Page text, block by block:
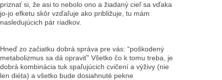
priznať si, že asi to nebolo ono a žiadaný cieľ sa vďaka
jo-jo efketu skôr vzďaľuje ako približuje, tu mám
nasledujúcich pár riadkov.
Hneď zo začiatku dobrá správa pre vás: “poškodený
metabolizmus sa dá opraviť” Všetko čo k tomu treba, je
dobrá kombinácia tuk spaľujúcich cvičení a výživy (nie
len diéta) a všetko bude dosiahnuté pekne